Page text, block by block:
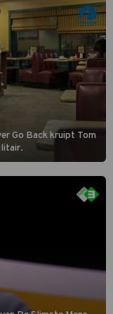
Go Back kruipt Tom